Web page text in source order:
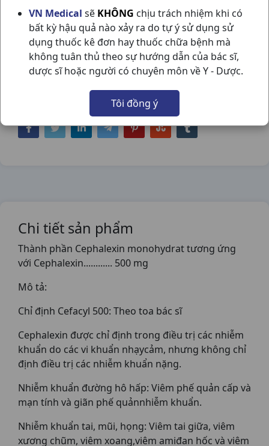
VN Medical sẽ KHÔNG chịu trách nhiệm khi có
bất kỳ hậu quả nào xảy ra do tự ý sử dụng sử
dụng thuốc kê đơn hay thuốc chữa bệnh mà
không tuân thủ theo sự hướng dẫn của bác sĩ,
dược sĩ hoặc người có chuyên môn về Y - Dược.
Tôi đồng ý
CEFACYL 500MG C200VNA VPC
NSX:VPC
Nhóm hàng:Kháng Sinh - Kháng Nấm -
Kháng Virus,
Chia sẻ qua mạng xã hội:
Chi tiết sản phẩm
Thành phần Cephalexin monohydrat tương ứng
với Cephalexin............ 500 mg
Mô tả:
Chỉ định Cefacyl 500: Theo toa bác sĩ
Cephalexin được chỉ định trong điều trị các nhiễm
khuẩn do các vi khuẩn nhạycảm, nhưng không chỉ
định điều trị các nhiễm khuẩn nặng.
Nhiễm khuẩn đường hô hấp: Viêm phế quản cấp và
mạn tính và giãn phế quảnnhiễm khuẩn.
Nhiễm khuẩn tai, mũi, họng: Viêm tai giữa, viêm
xương chũm, viêm xoang,viêm amiđan hốc và viêm